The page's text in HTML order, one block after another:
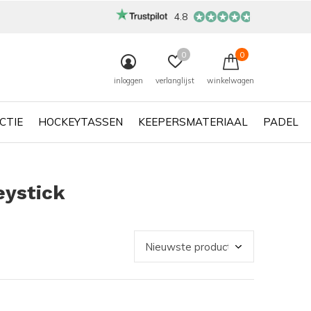
HOCKEYTASSEN KEEPERSMATERIAAL PADEL
inloggen verlanglijst
0
winkelwagen
0
4.8